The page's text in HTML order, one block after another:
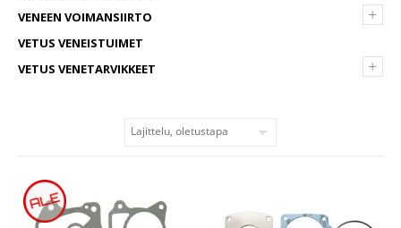
+
VENEEN VOIMANSIIRTO
VETUS VENEISTUIMET
+
VETUS VENETARVIKKEET